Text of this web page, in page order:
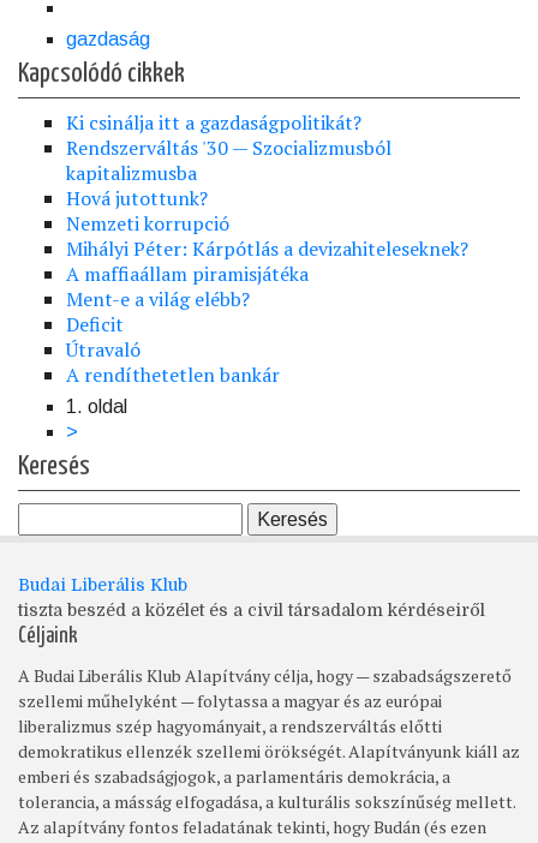
gazdaság
Kapcsolódó cikkek
Ki csinálja itt a gazdaságpolitikát?
Rendszerváltás '30 — Szocializmusból
kapitalizmusba
Hová jutottunk?
Nemzeti korrupció
Mihályi Péter: Kárpótlás a devizahiteleseknek?
A maffiaállam piramisjátéka
Ment-e a világ elébb?
Deficit
Útravaló
A rendíthetetlen bankár
Oldalszámozás
1. oldal
Következő
oldal
>
Keresés
Budai Liberális Klub
tiszta beszéd a közélet és a civil társadalom kérdéseiről
Céljaink
A Budai Liberális Klub Alapítvány célja, hogy — szabadságszerető
szellemi műhelyként — folytassa a magyar és az európai
liberalizmus szép hagyományait, a rendszerváltás előtti
demokratikus ellenzék szellemi örökségét. Alapítványunk kiáll az
emberi és szabadságjogok, a parlamentáris demokrácia, a
tolerancia, a másság elfogadása, a kulturális sokszínűség mellett.
Az alapítvány fontos feladatának tekinti, hogy Budán (és ezen